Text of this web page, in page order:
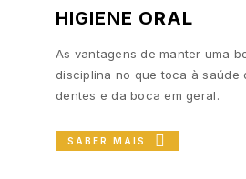
HIGIENE ORAL
As vantagens de manter uma
disciplina no que toca à saúde
dentes e da boca em geral.
SABER MAIS